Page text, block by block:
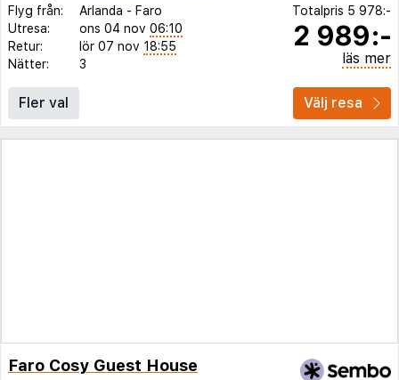
Flyg från: Arlanda - Faro
Utresa:
ons 04 nov 06:10
Retur:
lör 07 nov 18:55
Nätter:
3
Totalpris 5 978:-
2 989:-
läs mer
Fler val Välj resa
Faro Cosy Guest House